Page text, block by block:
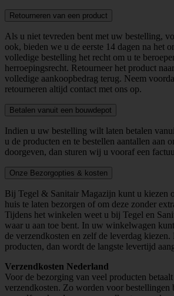
Retourneren van een product
Als u niet tevreden bent met uw bestelling,
ook, bieden we u de eerste 14 dagen na het
volledige bestelling het recht om u te
herroepingsrecht. Retourneer het product
volledige aankoopbedrag terug. Neem
retourneren altijd contact met ons op.
Betalen vanuit een bouwdepot
Indien u uw bestelling wilt laten betalen
u de producten en te bestellen aantallen aan
doorgeven, dan sturen wij u vooraf een
Onze Bezorgopties & kosten
Bij Tegel & Sanitair Magazijn kunt u kiezen
huis te laten bezorgen of om deze zonder
Tijdens het winkelen weet u bij Tegel en
waar u aan toe bent. In uw winkelwagen
de verzendkosten en zelf de leverdag kiezen.
producten, dan wordt de langste levertijd
Verzendkosten Nederland
Voor de bezorging van veel producten
verzendkosten. Zo worden voor bestellingen